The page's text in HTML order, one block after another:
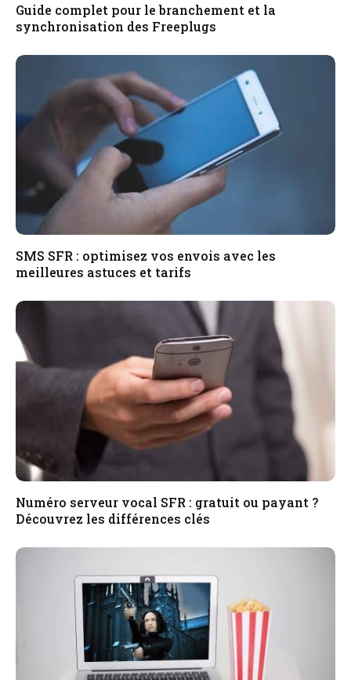
Guide complet pour le branchement et la
synchronisation des Freeplugs
SMS SFR : optimisez vos envois avec les
meilleures astuces et tarifs
Numéro serveur vocal SFR : gratuit ou payant ?
Découvrez les différences clés